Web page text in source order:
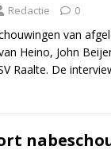
Redactie 0
van
Heino, John
Raalte. De